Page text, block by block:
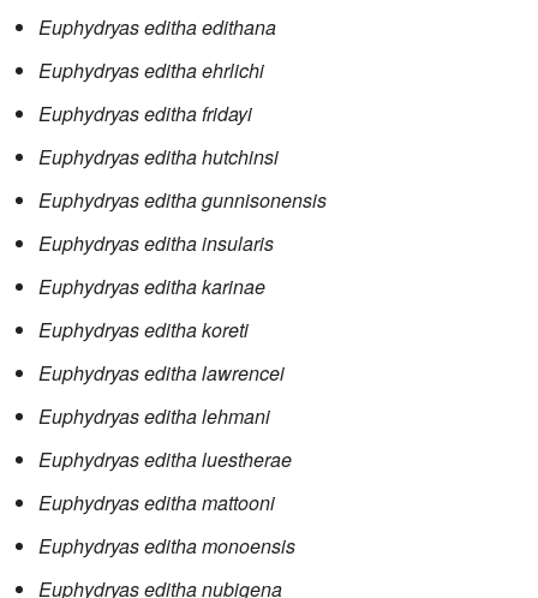
Euphydryas editha edithana
Euphydryas editha ehrlichi
Euphydryas editha fridayi
Euphydryas editha hutchinsi
Euphydryas editha gunnisonensis
Euphydryas editha insularis
Euphydryas editha karinae
Euphydryas editha koreti
Euphydryas editha lawrencei
Euphydryas editha lehmani
Euphydryas editha luestherae
Euphydryas editha mattooni
Euphydryas editha monoensis
Euphydryas editha nubigena